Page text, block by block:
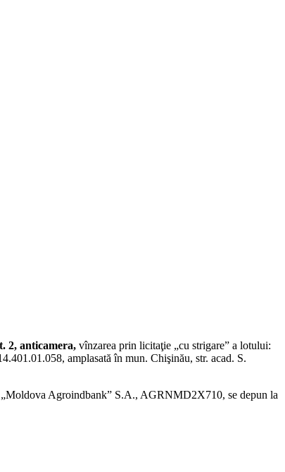
2, anticamera, vînzarea prin licitaţie „cu strigare” a lotului:
amplasată în mun. Chişinău, str. acad. S.
Agroindbank” S.A., AGRNMD2X710, se depun la